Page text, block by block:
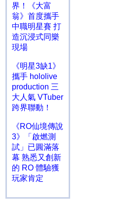
界！《大富
翁》首度攜手
中職明星賽 打
造沉浸式同樂
現場
《明星3缺1》
攜手 hololive
production 三
大人氣 VTuber
跨界聯動！
《RO仙境傳說
3》「啟燃測
試」已圓滿落
幕 熟悉又創新
的 RO 體驗獲
玩家肯定